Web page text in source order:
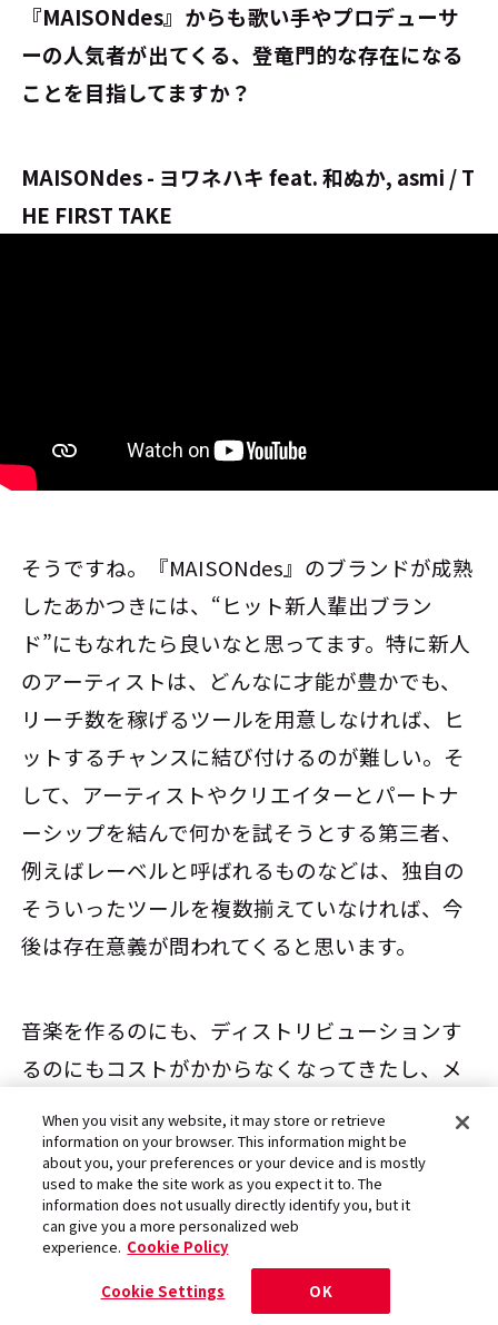
『MAISONdes』からも歌い手やプロデューサ
ーの人気者が出てくる、登竜門的な存在になる
ことを目指してますか？
MAISONdes - ヨワネハキ feat. 和ぬか, asmi / T
HE FIRST TAKE
そうですね。『MAISONdes』のブランドが成熟
したあかつきには、“ヒット新人輩出ブラン
ド”にもなれたら良いなと思ってます。特に新人
のアーティストは、どんなに才能が豊かでも、
リーチ数を稼げるツールを用意しなければ、ヒ
ットするチャンスに結び付けるのが難しい。そ
して、アーティストやクリエイターとパートナ
ーシップを結んで何かを試そうとする第三者、
例えばレーベルと呼ばれるものなどは、独自の
そういったツールを複数揃えていなければ、今
後は存在意義が問われてくると思います。
音楽を作るのにも、ディストリビューションす
るのにもコストがかからなくなってきたし、メ
こともあるとなると、レコード会社の役割は何
なんだってことになる。だから、“ここから発信
されているものはイケてる”と、ユーザーから信
頼されるものを作らないといけないという強い
危機感があります。音楽を届ける立場にいる者
When you visit any website, it may store or retrieve
information on your browser. This information might be
about you, your preferences or your device and is mostly
used to make the site work as you expect it to. The
information does not usually directly identify you, but it
can give you a more personalized web
experience. Cookie Policy
Cookie Settings OK